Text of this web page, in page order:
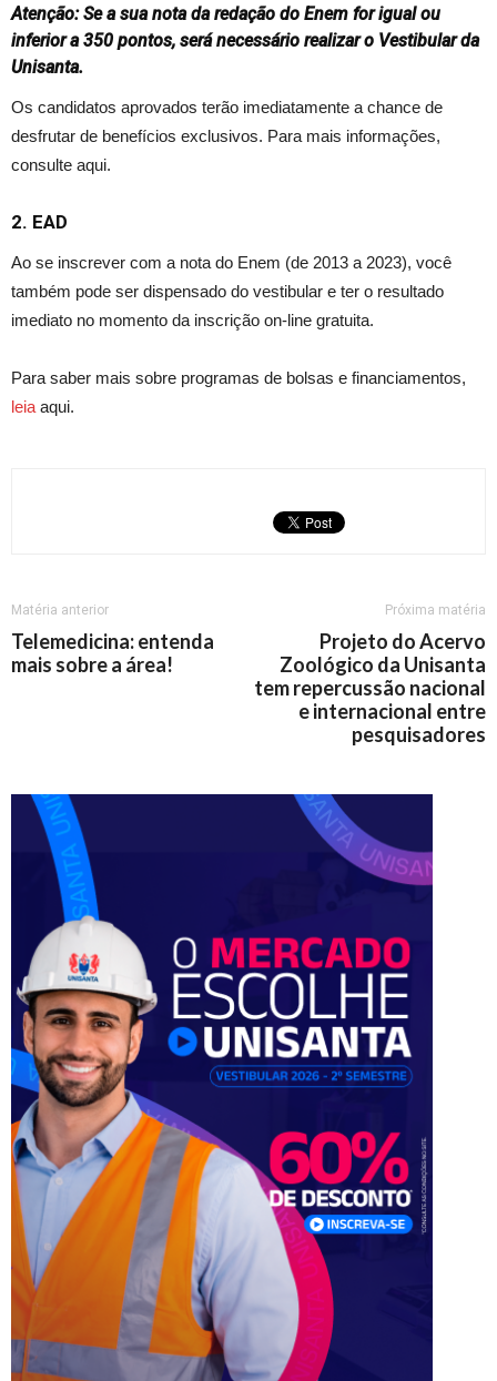
Atenção: Se a sua nota da redação do Enem for igual ou
inferior a 350 pontos, será necessário realizar o Vestibular da
Unisanta.
Os candidatos aprovados terão imediatamente a chance de
desfrutar de benefícios exclusivos. Para mais informações,
consulte aqui.
2. EAD
Ao se inscrever com a nota do Enem (de 2013 a 2023), você
também pode ser dispensado do vestibular e ter o resultado
imediato no momento da inscrição on-line gratuita.
Para saber mais sobre programas de bolsas e financiamentos,
leia aqui.
Matéria anterior
Telemedicina: entenda
mais sobre a área!
Próxima matéria
Projeto do Acervo
Zoológico da Unisanta
tem repercussão nacional
e internacional entre
pesquisadores